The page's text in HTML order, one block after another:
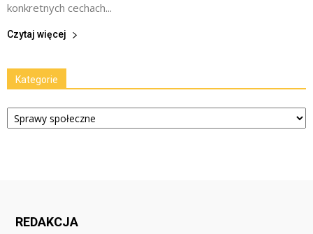
konkretnych cechach...
Czytaj więcej
Kategorie
Kategorie
REDAKCJA